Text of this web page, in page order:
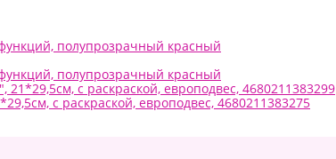
полупрозрачный красный
полупрозрачный красный
с раскраской, европодвес, 4680211383299
с раскраской, европодвес, 4680211383275